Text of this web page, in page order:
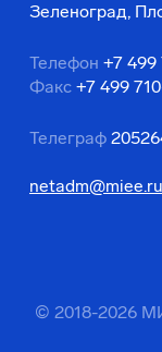
Зеленоград,
Телефон +7 499
Факс +7 499
Телеграф
netadm@miee.ru
© 2018-2026